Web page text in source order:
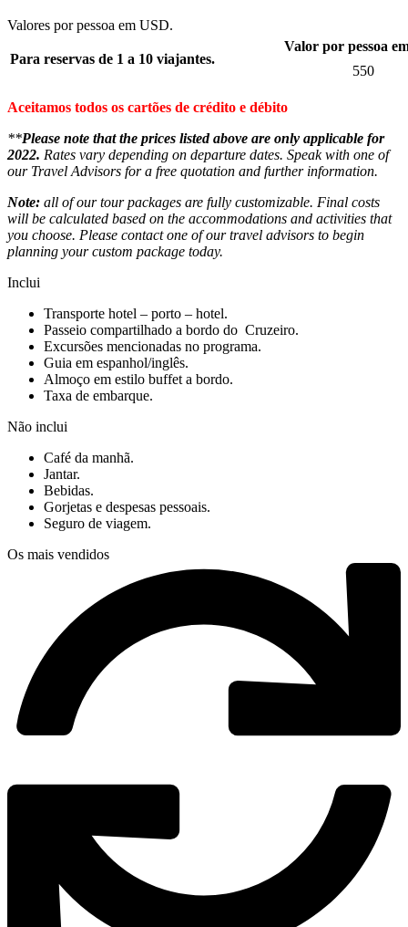
Valores por pessoa em USD.
Para reservas de 1 a 10 viajantes.
Valor por pessoa
550
Aceitamos todos os cartões de crédito e débito
**Please note that the prices listed above are only applicable for
2022. Rates vary depending on departure dates. Speak with one of
our Travel Advisors for a free quotation and further information.
Note: all of our tour packages are fully customizable. Final costs
will be calculated based on the accommodations and activities that
you choose. Please contact one of our travel advisors to begin
planning your custom package today.
Inclui
Transporte hotel – porto – hotel.
Passeio compartilhado a bordo do Cruzeiro.
Excursões mencionadas no programa.
Guia em espanhol/inglês.
Almoço em estilo buffet a bordo.
Taxa de embarque.
Não inclui
Café da manhã.
Jantar.
Bebidas.
Gorjetas e despesas pessoais.
Seguro de viagem.
Os mais vendidos